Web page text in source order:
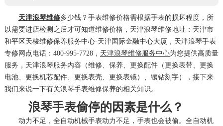
天津浪琴维修多少钱？手表维修价格需根据手表的损坏程度，所
以需要进店检测之后才可知道维修价格，天津浪琴维修地址：天津市
和平区天梭维修保养服务中心-天津国际金融中心大厦，天津浪琴手表
专修网点电话：400-995-7728， 天津浪琴维修服务中心为您提供高质量
服务，天津浪琴服务内容（维修、保养、更换配件（更换表带、更换
电池、更换机芯配件、更换表壳、更换表镜）、镶钻刻字），接下来
我们来说一下有关浪琴手表维修保养的相关知识。
浪琴手表偷停的因素是什么？
动力不足，全自动机械手表动力不足，手表也会被偷。全自动机